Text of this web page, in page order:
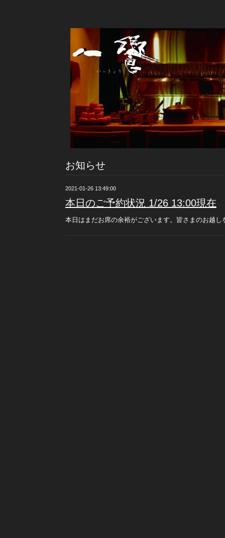
お知らせ
2021-01-26 13:49:00
本日のご予約状況 1/26 13:00現在
本日はまだお席の余裕がございます。皆さまのお越し